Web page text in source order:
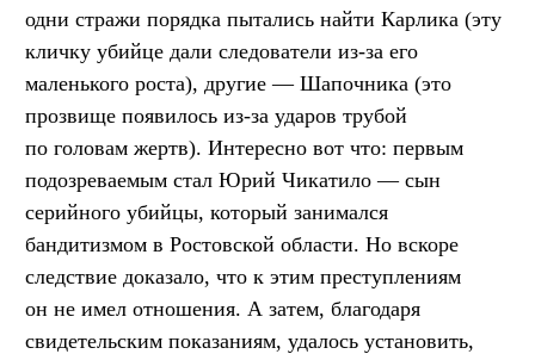
одни стражи порядка пытались найти Карлика (эту
кличку убийце дали следователи из-за его
маленького роста), другие — Шапочника (это
прозвище появилось из-за ударов трубой
по головам жертв). Интересно вот что: первым
подозреваемым стал Юрий Чикатило — сын
серийного убийцы, который занимался
бандитизмом в Ростовской области. Но вскоре
следствие доказало, что к этим преступлениям
он не имел отношения. А затем, благодаря
свидетельским показаниям, удалось установить,